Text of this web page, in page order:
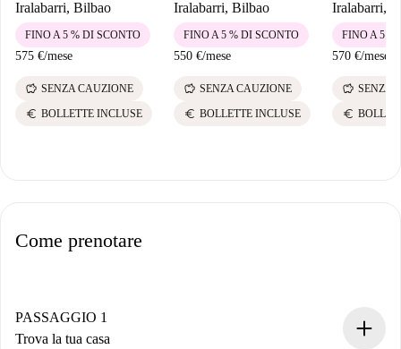
Iralabarri, Bilbao
575 €/mese
FINO A 5 % DI SCONTO
savings SENZA CAUZIONE
euro BOLLETTE INCLUSE
Iralabarri, Bilbao
550 €/mese
FINO A 5 % DI SCONTO
savings SENZA CAUZIONE
euro BOLLETTE INCLUSE
Iralabarri,
570 €/mese
FINO A 5 %
savings SENZA
euro
Come prenotare
PASSAGGIO 1
Trova la tua casa